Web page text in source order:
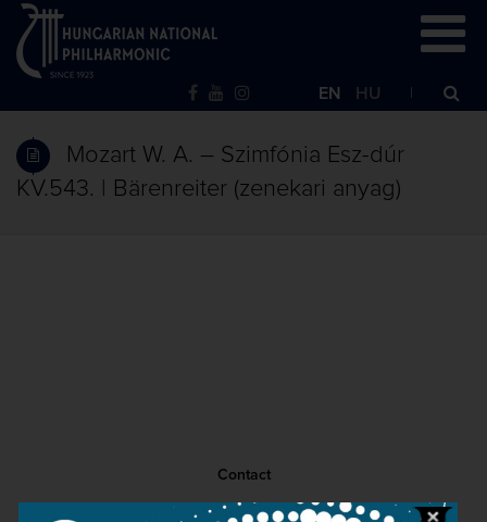
EN HU
Mozart W. A. – Szimfónia Esz-dúr
KV.543. | Bärenreiter (zenekari anyag)
Contact
Public information